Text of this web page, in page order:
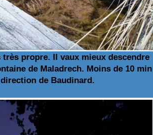
très propre. Il vaux mieux descendre
de Maladrech. Moins de 10 min
de Baudinard.